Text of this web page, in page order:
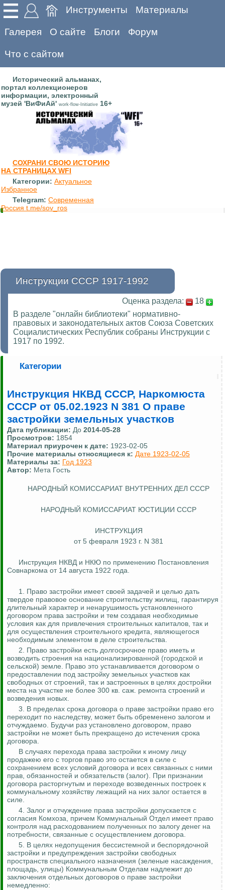
Инструменты Материалы
Галерея О сайте Блоги Форум
Что с сайтом
Исторический альманах,
портал коллекционеров
информации, электронный
музей 'ВиФиАй' work-flow-Initiative 16+
СОХРАНИ СВОЮ ИСТОРИЮ
НА СТРАНИЦАХ WFI
Категории: Актуальное
Избранное
Telegram: Современная
Россия t.me/sov_ros
Инструкции СССР 1917-1992
Оценка раздела:
18
В разделе "онлайн библиотеки" нормативно-
правовых и законодательных актов Союза Советских
Социалистических Республик собраны Инструкции с
1917 по 1992.
Категории
Инструкция НКВД СССР, Наркомюста
СССР от 05.02.1923 N 381 О праве
застройки земельных участков
Дата публикации: До 2014-05-28
Просмотров: 1854
Материал приурочен к дате: 1923-02-05
Прочие материалы относящиеся к: Дате 1923-02-05
Материалы за: Год 1923
Автор: Мета Гость
НАРОДНЫЙ КОМИССАРИАТ ВНУТРЕННИХ ДЕЛ СССР
НАРОДНЫЙ КОМИССАРИАТ ЮСТИЦИИ СССР
ИНСТРУКЦИЯ
от 5 февраля 1923 г. N 381
Инструкция НКВД и НКЮ по применению Постановления
Совнаркома от 14 августа 1922 года.
1. Право застройки имеет своей задачей и целью дать
твердое правовое основание строительству жилищ, гарантируя
длительный характер и ненарушимость установленного
договором права застройки и тем создавая необходимые
условия как для привлечения строительных капиталов, так и
для осуществления строительного кредита, являющегося
необходимым элементом в деле строительства.
2. Право застройки есть долгосрочное право иметь и
возводить строения на национализированной (городской и
сельской) земле. Право это устанавливается договором о
предоставлении под застройку земельных участков как
свободных от строений, так и застроенных в целях достройки
места на участке не более 300 кв. саж. ремонта строений и
возведения новых.
3. В пределах срока договора о праве застройки право его
переходит по наследству, может быть обременено залогом и
отчуждаемо. Будучи раз установлено договором, право
застройки не может быть прекращено до истечения срока
договора.
В случаях перехода права застройки к иному лицу
продажею его с торгов право это остается в силе с
сохранением всех условий договора и всех связанных с ними
прав, обязанностей и обязательств (залог). При признании
договора расторгнутым и переходе возведенных построек к
коммунальному хозяйству лежащий на них залог остается в
силе.
4. Залог и отчуждение права застройки допускается с
согласия Комхоза, причем Коммунальный Отдел имеет право
контроля над расходованием полученных по залогу денег на
потребности, связанные с осуществлением договора.
5. В целях недопущения бессистемной и беспорядочной
застройки и предупреждения застройки свободных
пространств специального назначения (зеленые насаждения,
площадь, улицы) Коммунальным Отделам надлежит до
заключения отдельных договоров о праве застройки
немедленно: